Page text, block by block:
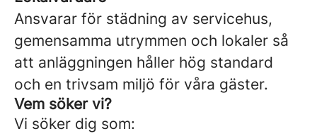
Ansvarar för städning av servicehus,
gemensamma utrymmen och lokaler så
att anläggningen håller hög standard
och en trivsam miljö för våra gäster.
Vem söker vi?
Vi söker dig som: